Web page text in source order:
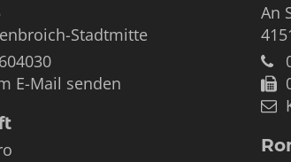
Stadtmitte
E-Mail senden
An